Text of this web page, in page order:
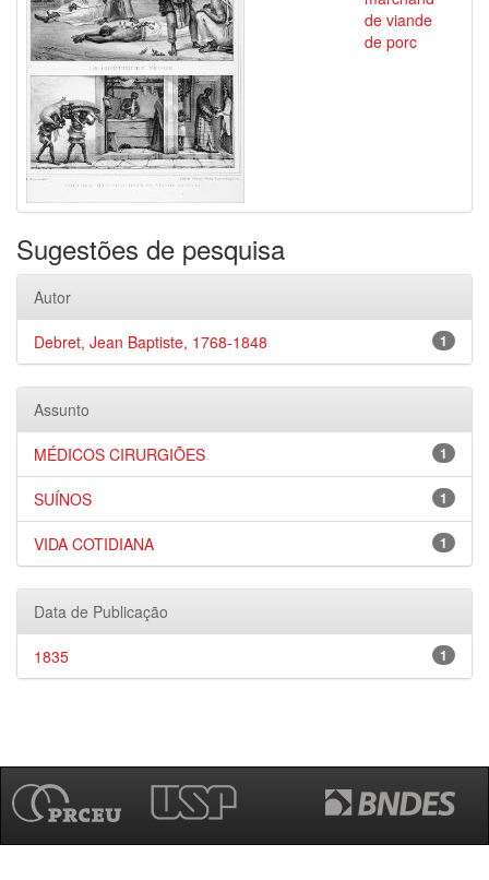
de viande
de porc
Sugestões de pesquisa
Autor
1
Debret, Jean Baptiste, 1768-1848
Assunto
1
MÉDICOS CIRURGIÕES
1
SUÍNOS
1
VIDA COTIDIANA
Data de Publicação
1
1835